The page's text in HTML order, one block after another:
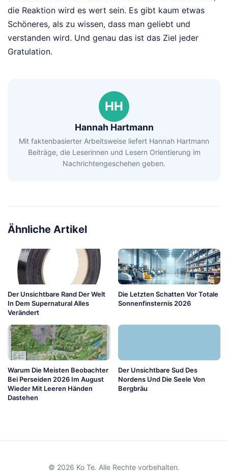
die Reaktion wird es wert sein. Es gibt kaum etwas
Schöneres, als zu wissen, dass man geliebt und
verstanden wird. Und genau das ist das Ziel jeder
Gratulation.
HH
Hannah Hartmann
Mit faktenbasierter Arbeitsweise liefert Hannah Hartmann
Beiträge, die Leserinnen und Lesern Orientierung im
Nachrichtengeschehen geben.
Ähnliche Artikel
Der Unsichtbare Rand Der Welt
In Dem Supernatural Alles
Verändert
Die Letzten Schatten Vor Totale
Sonnenfinsternis 2026
Warum Die Meisten Beobachter
Bei Perseiden 2026 Im August
Wieder Mit Leeren Händen
Dastehen
Der Unsichtbare Sud Des
Nordens Und Die Seele Von
Bergbräu
© 2026 Ko Te. Alle Rechte vorbehalten.